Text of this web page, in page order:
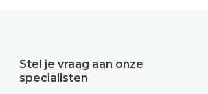
Stel je vraag aan onze
specialisten